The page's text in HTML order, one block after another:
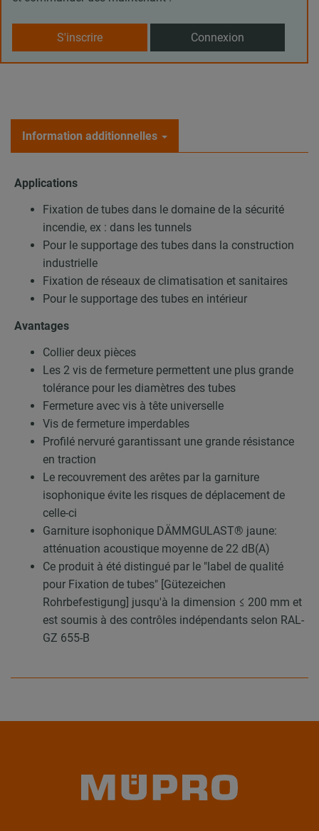
S'inscrire Connexion
Information additionnelles
Applications
Fixation de tubes dans le domaine de la sécurité
incendie, ex : dans les tunnels
Pour le supportage des tubes dans la construction
industrielle
Fixation de réseaux de climatisation et sanitaires
Pour le supportage des tubes en intérieur
Avantages
Collier deux pièces
Les 2 vis de fermeture permettent une plus grande
tolérance pour les diamètres des tubes
Fermeture avec vis à tête universelle
Vis de fermeture imperdables
Profilé nervuré garantissant une grande résistance
en traction
Le recouvrement des arêtes par la garniture
isophonique évite les risques de déplacement de
celle-ci
Garniture isophonique DÄMMGULAST® jaune:
atténuation acoustique moyenne de 22 dB(A)
Ce produit à été distingué par le "label de qualité
pour Fixation de tubes" [Gütezeichen
Rohrbefestigung] jusqu'à la dimension ≤ 200 mm et
est soumis à des contrôles indépendants selon RAL-
GZ 655-B